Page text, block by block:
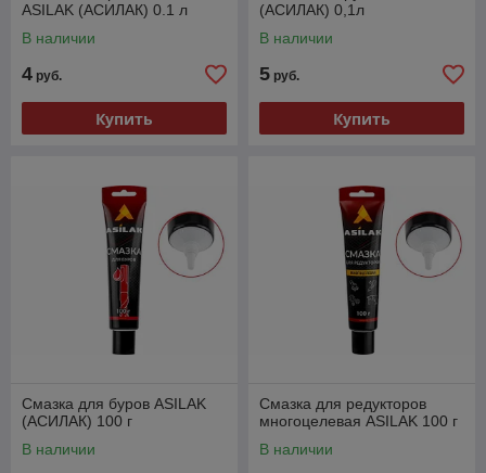
ASILAK (АСИЛАК) 0.1 л
В наличии
4 руб.
Купить
(АСИЛАК) 0,1л
В наличии
5 руб.
Купить
Смазка для буров ASILAK
(АСИЛАК) 100 г
В наличии
Смазка для редукторов
многоцелевая ASILAK 100 г
В наличии